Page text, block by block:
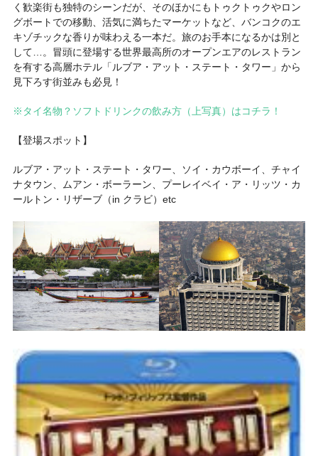
く歓楽街も独特のシーンだが、そのほかにもトゥクトゥクやロン
グボートでの移動、活気に満ちたマーケットなど、バンコクのエ
キゾチックな香りが味わえる一本だ。旅のお手本になるかは別と
して…。冒頭に登場する世界最高所のオープンエアのレストラン
を有する高層ホテル「ルブア・アット・ステート・タワー」から
見下ろす街並みも必見！
※タイ名物？ソフトドリンクの飲み方（上写真）はコチラ！
【登場スポット】
ルブア・アット・ステート・タワー、ソイ・カウボーイ、チャイ
ナタウン、ムアン・ボーラーン、プーレイベイ・ア・リッツ・カ
ールトン・リザーブ（in クラビ）etc